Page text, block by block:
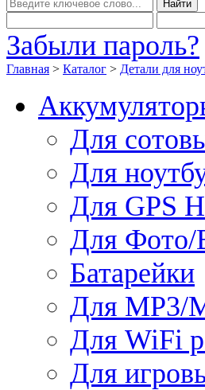
Забыли пароль?
Главная > Каталог > Детали для
Для
Для
Для GPS
Для Фото/
Батарейки
Для MP3/
Для WiFi
Для